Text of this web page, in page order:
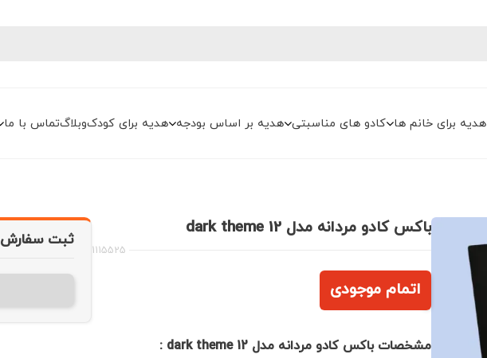
هدیه برای خانم ها کادو های مناسبتی هدیه بر اساس بودجه هدیه برای کودکوبلاگتماس با ما
باکس کادو مردانه مدل dark theme 12
1115525
اتمام موجودی
مشخصات باکس کادو مردانه مدل dark theme 12 :
ثبت سفارش